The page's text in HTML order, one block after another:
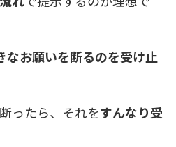
なお願いを断るのを受け止
ったら、それをすんなり受